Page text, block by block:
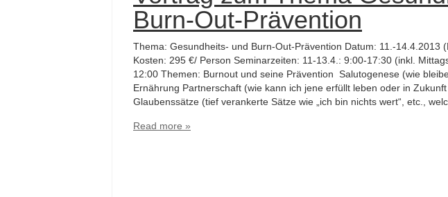
Burn-Out-Prävention
Thema: Gesundheits- und Burn-Out-Prävention Datum: 11.-14.4.2013
Kosten: 295 €/ Person Seminarzeiten: 11-13.4.: 9:00-17:30 (inkl.
12:00 Themen: Burnout und seine Prävention Salutogenese (wie
Ernährung Partnerschaft (wie kann ich jene erfüllt leben oder in
Glaubenssätze (tief verankerte Sätze wie „ich bin nichts wert“, etc.,
Read more »